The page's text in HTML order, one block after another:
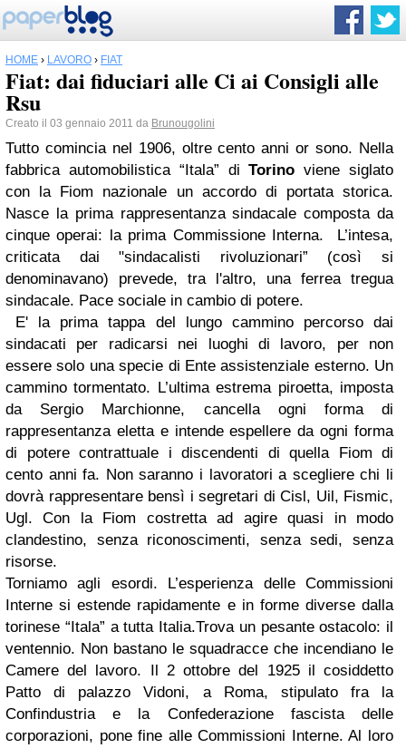
HOME › LAVORO › FIAT
Fiat: dai fiduciari alle Ci ai Consigli alle
Rsu
Creato il 03 gennaio 2011 da Brunougolini
Tutto comincia nel 1906, oltre cento anni or sono. Nella
fabbrica automobilistica “Itala” diTorino viene siglato
con la Fiom nazionale un accordo di portata storica.
Nasce la prima rappresentanza sindacale composta da
cinque operai: la prima Commissione Interna. L’intesa,
criticata dai "sindacalisti rivoluzionari” (così si
denominavano) prevede, tra l'altro, una ferrea tregua
sindacale. Pace sociale in cambio di potere.
E' la prima tappa del lungo cammino percorso dai
sindacati per radicarsi nei luoghi di lavoro, per non
essere solo una specie di Ente assistenziale esterno. Un
cammino tormentato. L’ultima estrema piroetta, imposta
da Sergio Marchionne, cancella ogni forma di
rappresentanza eletta e intende espellere da ogni forma
di potere contrattuale i discendenti di quella Fiom di
cento anni fa. Non saranno i lavoratori a scegliere chi li
dovrà rappresentare bensì i segretari di Cisl, Uil, Fismic,
Ugl. Con la Fiom costretta ad agire quasi in modo
clandestino, senza riconoscimenti, senza sedi, senza
risorse.
Torniamo agli esordi. L’esperienza delle Commissioni
Interne si estende rapidamente e in forme diverse dalla
torinese “Itala” a tutta Italia.Trova un pesante ostacolo: il
ventennio. Non bastano le squadracce che incendiano le
Camere del lavoro. Il 2 ottobre del 1925 il cosiddetto
Patto di palazzo Vidoni, a Roma, stipulato fra la
Confindustria e la Confederazione fascista delle
corporazioni, pone fine alle Commissioni Interne. Al loro